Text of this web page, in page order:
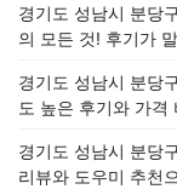
경기도 성남시 분당
의 모든 것! 후기가
경기도 성남시 분당
도 높은 후기와 가격
경기도 성남시 분당
리뷰와 도우미 추천